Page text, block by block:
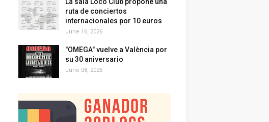
ruta de conciertos
internacionales por 10 euros
June 16, 2026
"OMEGA" vuelve a València por
su 30 aniversario
June 08, 2026